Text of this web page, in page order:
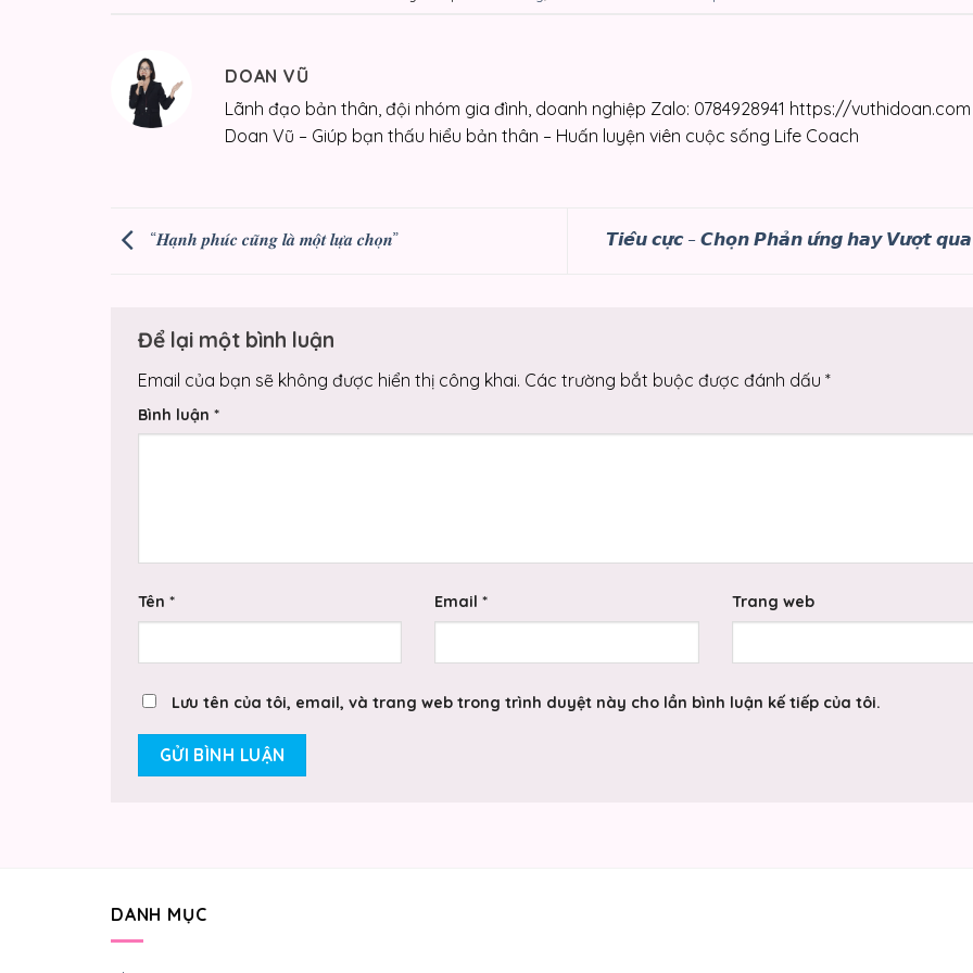
DOAN VŨ
Lãnh đạo bản thân, đội nhóm gia đình, doanh nghiệp Zalo: 0784928941 https://
Doan Vũ – Giúp bạn thấu hiểu bản thân – Huấn luyện viên cuộc sống Life Coach
“𝑯𝒂̣𝒏𝒉 𝒑𝒉𝒖́𝒄 𝒄𝒖̃𝒏𝒈 𝒍𝒂̀ 𝒎𝒐̣̂𝒕 𝒍𝒖̛̣𝒂 𝒄𝒉𝒐̣𝒏” 𝙏𝙞𝙚̂𝙪 𝙘𝙪̛̣𝙘 – 𝘾𝙝𝙤̣𝙣 𝙋𝙝𝙖̉𝙣 𝙪̛́𝙣𝙜 𝙝𝙖𝙮 𝙑𝙪̛𝙤̛̣𝙩 𝙦𝙪𝙖
Để lại một bình luận
Email của bạn sẽ không được hiển thị công khai. Các trường bắt buộc được đánh dấu *
Bình luận *
Tên * Email* Trang web
Lưu tên của tôi, email, và trang web trong trình duyệt này cho lần bình luận kế tiếp của tôi.
DANH MỤC